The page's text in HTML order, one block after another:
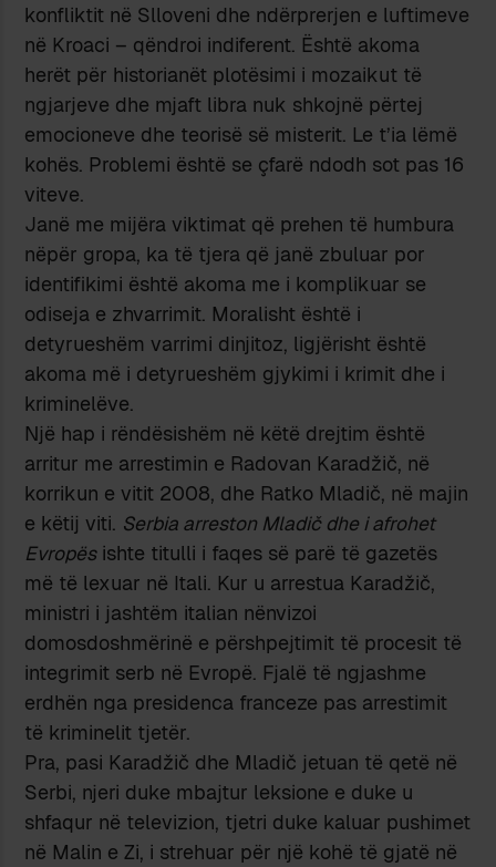
konfliktit në Slloveni dhe ndërprerjen e luftimeve
në Kroaci – qëndroi indiferent. Është akoma
herët për historianët plotësimi i mozaikut të
ngjarjeve dhe mjaft libra nuk shkojnë përtej
emocioneve dhe teorisë së misterit. Le t’ia lëmë
kohës. Problemi është se çfarë ndodh sot pas 16
viteve.
Janë me mijëra viktimat që prehen të humbura
nëpër gropa, ka të tjera që janë zbuluar por
identifikimi është akoma me i komplikuar se
odiseja e zhvarrimit. Moralisht është i
detyrueshëm varrimi dinjitoz, ligjërisht është
akoma më i detyrueshëm gjykimi i krimit dhe i
kriminelëve.
Një hap i rëndësishëm në këtë drejtim është
arritur me arrestimin e Radovan Karadžič, në
korrikun e vitit 2008, dhe Ratko Mladič, në majin
e këtij viti. Serbia arreston Mladič dhe i afrohet
Evropësishte titulli i faqes së parë të gazetës
më të lexuar në Itali. Kur u arrestua Karadžič,
ministri i jashtëm italian nënvizoi
domosdoshmërinë e përshpejtimit të procesit të
integrimit serb në Evropë. Fjalë të ngjashme
erdhën nga presidenca franceze pas arrestimit
të kriminelit tjetër.
Pra, pasi Karadžič dhe Mladič jetuan të qetë në
Serbi, njeri duke mbajtur leksione e duke u
shfaqur në televizion, tjetri duke kaluar pushimet
në Malin e Zi, i strehuar për një kohë të gjatë në